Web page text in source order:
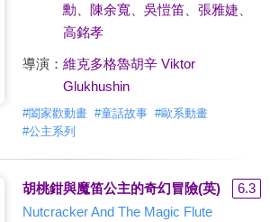
勳
陳余寬 吳愷笛、 張雅婕
高銘孝
導演： 維克多格魯胡辛 Viktor
Glukhushin
#闔家歡動畫 #童話故事 #歐系動畫
#公主系列
胡桃鉗與魔笛公主的奇幻冒險(英)
6.3
Nutcracker And The Magic Flute